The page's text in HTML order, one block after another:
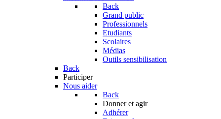
Back
Grand public
Professionnels
Etudiants
Scolaires
Médias
Outils sensibilisation
Back
Participer
Nous aider
Back
Donner et agir
Adhérer